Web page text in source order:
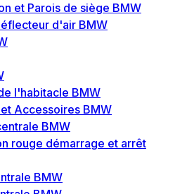
et Parois de siège BMW
d'air BMW
l'habitacle BMW
Accessoires BMW
BMW
rouge démarrage et arrêt
BMW